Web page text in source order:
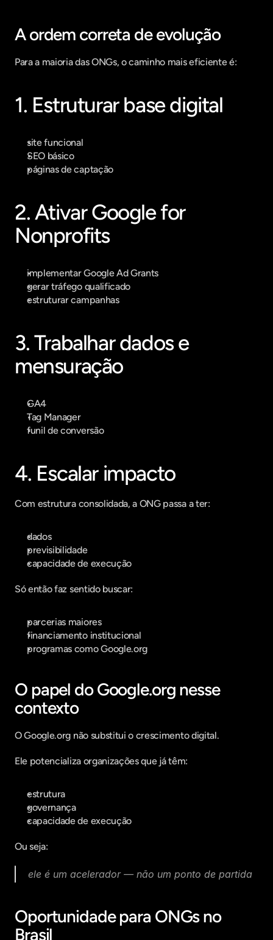
A ordem correta de evolução
Para a maioria das ONGs, o caminho mais eficiente é:
1. Estruturar base digital
site funcional
SEO básico
páginas de captação
2. Ativar Google for
Nonprofits
implementar Google Ad Grants
gerar tráfego qualificado
estruturar campanhas
3. Trabalhar dados e
mensuração
GA4
Tag Manager
funil de conversão
4. Escalar impacto
Com estrutura consolidada, a ONG passa a ter:
dados
previsibilidade
capacidade de execução
Só então faz sentido buscar:
parcerias maiores
financiamento institucional
programas como Google.org
O papel do Google.org nesse
contexto
O Google.org não substitui o crescimento digital.
Ele potencializa organizações que já têm:
estrutura
governança
capacidade de execução
Ou seja:
ele é um acelerador — não um ponto de partida
Oportunidade para ONGs no
Brasil